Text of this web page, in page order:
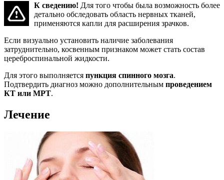
К сведению! Для того чтобы была возможность более
детально обследовать область нервных тканей,
применяются капли для расширения зрачков.
Если визуально установить наличие заболевания
затруднительно, косвенным признаком может стать состав
цереброспинальной жидкости.
Для этого выполняется пункция спинного мозга.
Подтвердить диагноз можно дополнительным проведением
КТ или МРТ.
Лечение